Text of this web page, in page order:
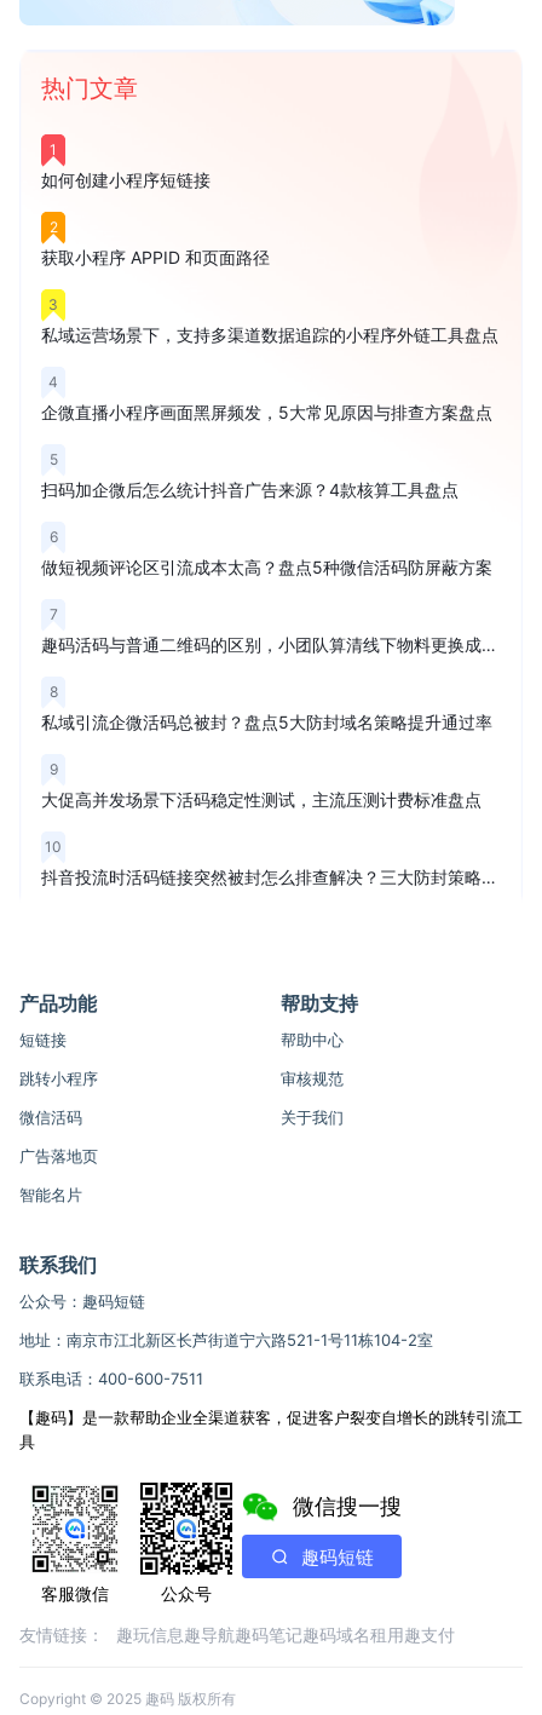
热门文章
1
如何创建小程序短链接
2
获取小程序 APPID 和页面路径
3
私域运营场景下，支持多渠道数据追踪的小程序外链工具盘点
4
企微直播小程序画面黑屏频发，5大常见原因与排查方案盘点
5
扫码加企微后怎么统计抖音广告来源？4款核算工具盘点
6
做短视频评论区引流成本太高？盘点5种微信活码防屏蔽方案
7
趣码活码与普通二维码的区别，小团队算清线下物料更换成本再买
8
私域引流企微活码总被封？盘点5大防封域名策略提升通过率
9
大促高并发场景下活码稳定性测试，主流压测计费标准盘点
10
抖音投流时活码链接突然被封怎么排查解决？三大防封策略解析
产品功能
短链接
跳转小程序
微信活码
广告落地页
智能名片
帮助支持
帮助中心
审核规范
关于我们
联系我们
公众号：趣码短链
地址：南京市江北新区长芦街道宁六路521-1号11栋104-2室
联系电话：400-600-7511
【趣码】是一款帮助企业全渠道获客，促进客户裂变自增长的跳转引流工
具
客服微信 公众号
微信搜一搜
趣码短链
友情链接： 趣玩信息趣导航趣码笔记趣码域名租用趣支付
Copyright © 2025 趣码 版权所有